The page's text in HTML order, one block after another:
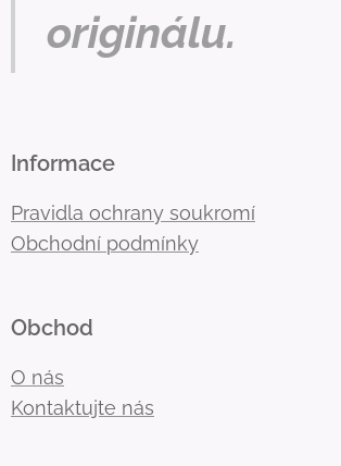
originálu.
Informace
Pravidla ochrany soukromí
Obchodní podmínky
Obchod
O nás
Kontaktujte nás